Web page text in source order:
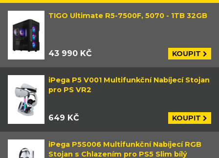
TIGO Ultimate R5-7500F, 5070 - 1TB 32GB
43 990 KČ KOUPIT
iPega P5 V001 Multifunkční Nabíjecí Stojan
pro PS VR2
649 KČ KOUPIT
iPega P5S006 Multifunkční Nabíjecí RGB
Stojan s Chlazením pro PS5 Slim bílý